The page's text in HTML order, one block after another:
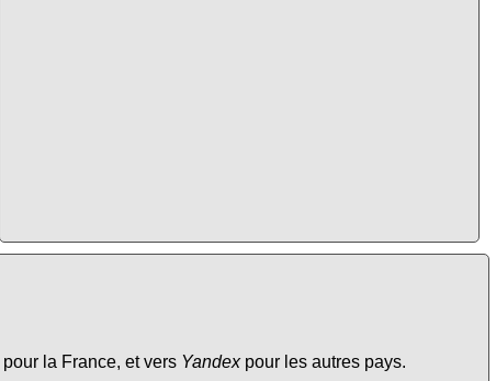
pour la France, et vers Yandexpour les autres pays.